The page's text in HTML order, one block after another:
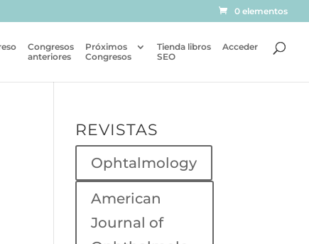
0 elementos
Congresos
anteriores
Próximos
Congresos
Tienda libros
SEO
Acceder
REVISTAS
Ophtalmology
American
Journal of